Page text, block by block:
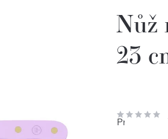
Nůž
23
Průměrné
hodnocení